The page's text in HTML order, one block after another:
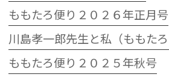
ももたろ便り２０２６年正月号
ももたろ便り２０２５年秋号